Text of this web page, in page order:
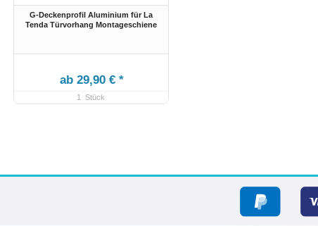
G-Deckenprofil Aluminium für La
Tenda Türvorhang Montageschiene
ab 29,90 € *
1 Stück